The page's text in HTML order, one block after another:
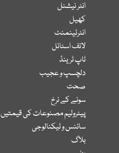
انٹر نیشنل
کھیل
انٹرٹینمنٹ
لائف اسٹائل
ٹاپ ٹرینڈ
دلچسپ و عجیب
صحت
سونے کے نرخ
پیٹرولیم مصنوعات کی قیمتیں
سائنس و ٹیکنالوجی
بلاگ